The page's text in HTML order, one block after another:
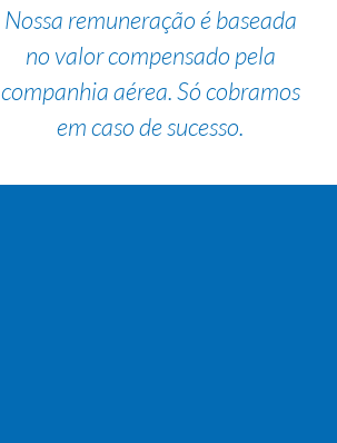
Nossa remuneração é baseada
no valor compensado pela
companhia aérea. Só cobramos
em caso de sucesso.